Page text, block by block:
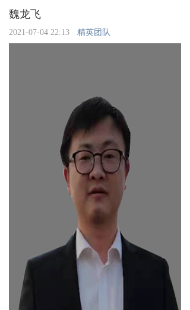
魏龙飞
2021-07-04 22:13 精英团队